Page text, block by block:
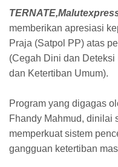
memberikan apresiasi
Praja (Satpol PP) atas
(Cegah Dini dan
dan Ketertiban Umum).
Program yang digagas
Fhandy Mahmud, dinilai
memperkuat sistem
gangguan ketertiban